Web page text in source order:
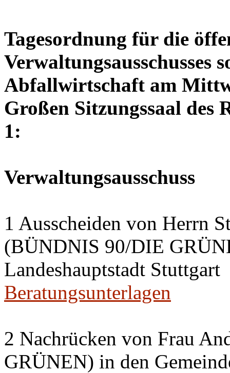
Tagesordnung für die
Verwaltungsausschusses
Abfallwirtschaft am
Großen Sitzungssaal des
1:
Verwaltungsausschuss
1 Ausscheiden von Herrn
(BÜNDNIS 90/DIE
Landeshauptstadt Stuttgart
Beratungsunterlagen
2 Nachrücken von Frau
GRÜNEN) in den